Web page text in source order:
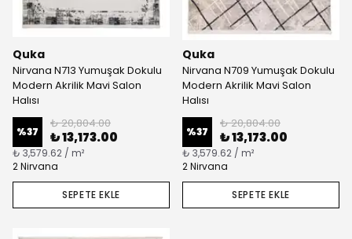
Quka
Nirvana N713 Yumuşak Dokulu
Modern Akrilik Mavi Salon
Halısı
%37
₺ 20,804.00
₺ 13,173.00
₺ 3,579.62 / m²
2 Nirvana
SEPETE EKLE
Quka
Nirvana N709 Yumuşak Dokulu
Modern Akrilik Mavi Salon
Halısı
%37
₺ 20,804.00
₺ 13,173.00
₺ 3,579.62 / m²
2 Nirvana
SEPETE EKLE